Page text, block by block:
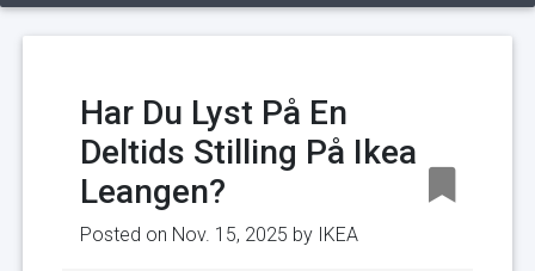
Har Du Lyst På En
Deltids Stilling På Ikea
Leangen?
Posted on Nov. 15, 2025 by IKEA